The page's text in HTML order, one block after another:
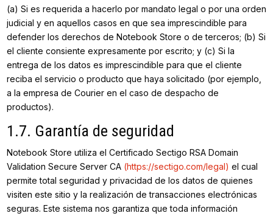
(a) Si es requerida a hacerlo por mandato legal o por una orden
judicial y en aquellos casos en que sea imprescindible para
defender los derechos de Notebook Store o de terceros; (b) Si
el cliente consiente expresamente por escrito; y (c) Si la
entrega de los datos es imprescindible para que el cliente
reciba el servicio o producto que haya solicitado (por ejemplo,
a la empresa de Courier en el caso de despacho de
productos).
1.7. Garantía de seguridad
Notebook Store utiliza el Certificado Sectigo RSA Domain
Validation Secure Server CA (https://sectigo.com/legal) el cual
permite total seguridad y privacidad de los datos de quienes
visiten este sitio y la realización de transacciones electrónicas
seguras. Este sistema nos garantiza que toda información